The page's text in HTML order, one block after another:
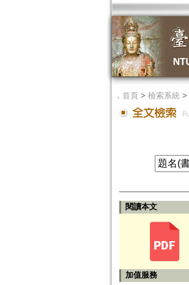
． 首頁> 檢索系統>
閱讀本文
加值服務